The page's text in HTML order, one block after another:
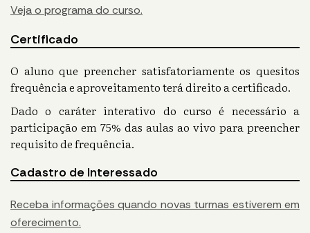
Veja o programa do curso.
Certificado
O aluno que preencher satisfatoriamente os quesitos
frequência e aproveitamento terá direito a certificado.
Dado o caráter interativo do curso é necessário a
participação em 75% das aulas ao vivo para preencher
requisito de frequência.
Cadastro de Interessado
Receba informações quando novas turmas estiverem em
oferecimento.